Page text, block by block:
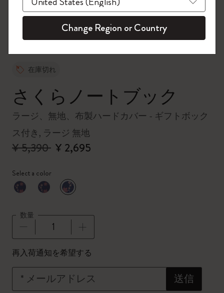
在庫切れ
さくらノートブック
ラージ、無地、布製ハードカバー - ギフトボック
ス付き, ラージ 無地
¥ 5,390 ¥ 2,695
Select a color
選択済
*選択したカラー
数量
数量が1に更新されました
再入荷通知を希望する
送信
* メールアドレス
今すぐ会員登録 !
Change Region or Country